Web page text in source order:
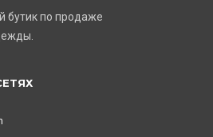
бутик по продаже